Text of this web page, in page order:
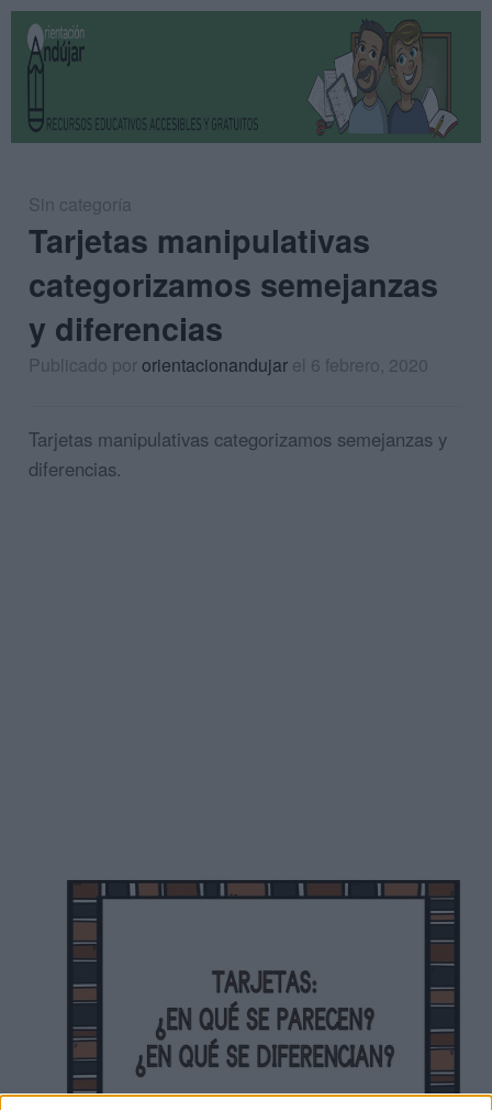
Sin categoría
Tarjetas manipulativas
categorizamos semejanzas
y diferencias
Publicado pororientacionandujar el 6 febrero, 2020
Tarjetas manipulativas categorizamos semejanzas y
diferencias.